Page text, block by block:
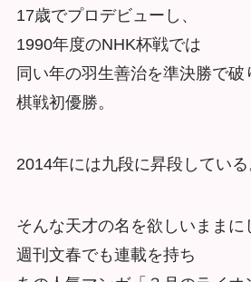
17歳でプロデビューし、
1990年度のNHK杯戦では
同い年の羽生善治を準決勝で破
棋戦初優勝。
2014年には九段に昇段している
そんな天才の名を欲しいままに
週刊文春でも連載を持ち